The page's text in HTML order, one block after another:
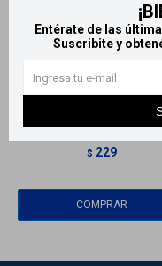
Entérate de las
Suscribite y
Llega HOY
HOY
Protectores Diarios
Esencial 60 Unidades
$ 229